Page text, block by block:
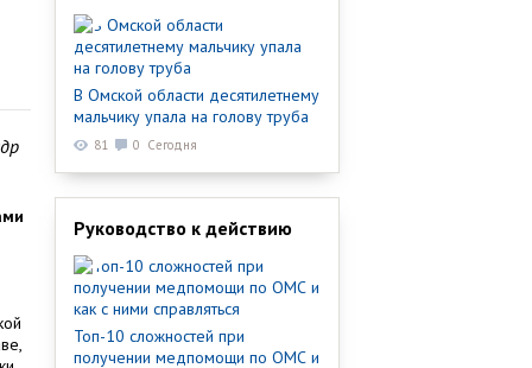
В Омской области десятилетнему
мальчику упала на голову труба
81 0 Сегодня
Руководство к действию
Топ-10 сложностей при
получении медпомощи по ОМС и